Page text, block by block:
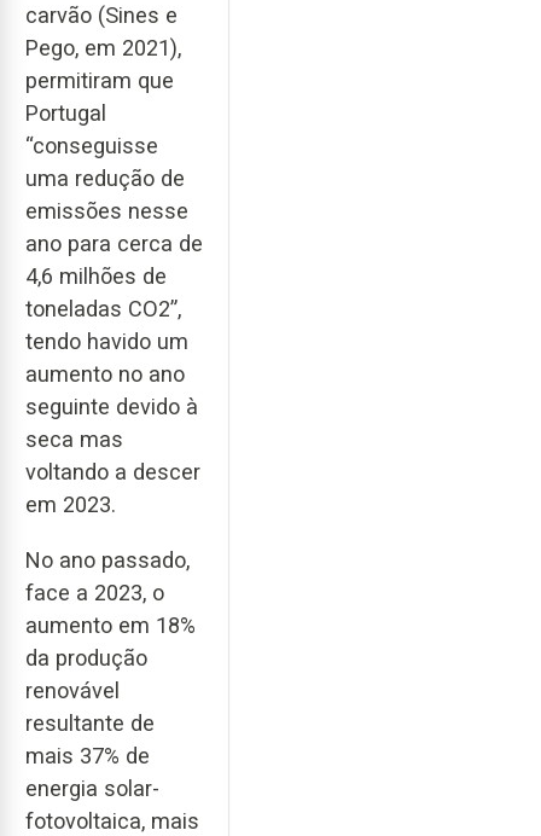
carvão (Sines e
Pego, em 2021),
permitiram que
Portugal
“conseguisse
uma redução de
emissões nesse
ano para cerca de
4,6 milhões de
toneladas CO2”,
tendo havido um
aumento no ano
seguinte devido à
seca mas
voltando a descer
em 2023.
No ano passado,
face a 2023, o
aumento em 18%
da produção
renovável
resultante de
mais 37% de
energia solar-
fotovoltaica, mais